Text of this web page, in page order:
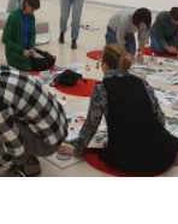
a
a választék!